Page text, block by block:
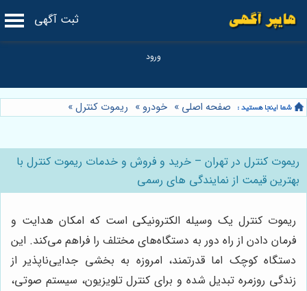
ثبت آگهی
صفحه اصلی » خودرو » ریموت کنترل»
ریموت کنترل در تهران – خرید و فروش و خدمات ریموت کنترل با
بهترین قیمت از نمایندگی های رسمی
ریموت کنترل یک وسیله الکترونیکی است که امکان هدایت و
فرمان دادن از راه دور به دستگاه‌های مختلف را فراهم می‌کند. این
دستگاه کوچک اما قدرتمند، امروزه به بخشی جدایی‌ناپذیر از
زندگی روزمره تبدیل شده و برای کنترل تلویزیون، سیستم صوتی،